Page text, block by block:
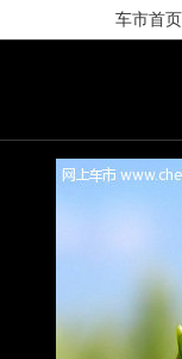
车市首页